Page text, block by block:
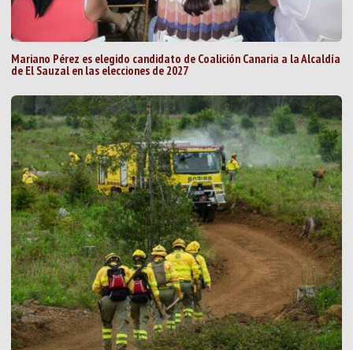
Mariano Pérez es elegido candidato de Coalición Canaria a la Alcaldía
de El Sauzal en las elecciones de 2027